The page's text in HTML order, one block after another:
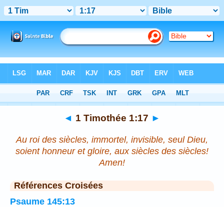
Chapitre 1 > Verset 17
◄ 1 Timothée 1:17 ►
Au roi des siècles, immortel, invisible, seul Dieu,
soient honneur et gloire, aux siècles des siècles!
Amen!
Références Croisées
Psaume 145:13